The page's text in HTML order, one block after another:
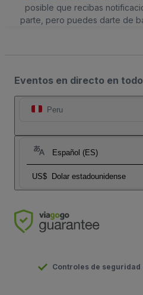
posible que recibas
parte, pero puedes darte de
Eventos en directo en
Peru
Español (ES)
US$ Dolar estadounidense
Controles de